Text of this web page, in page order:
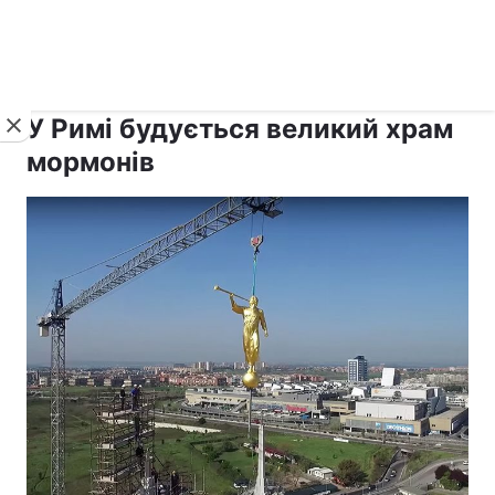
У Римі будується великий храм
мормонів